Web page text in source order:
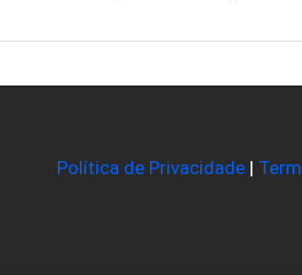
Política de Privacidade|